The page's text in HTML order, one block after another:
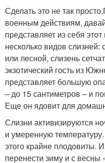
Сделать это не так
военным действиям,
представляет из себя
несколько видов
или лесной, слизень
экзотический гость из
представляет большую
– до 15 сантиметров – и
Еще он ядовит для
Слизни активизируются
и умеренную
этого крайне плодовиты.
перенести зиму и с